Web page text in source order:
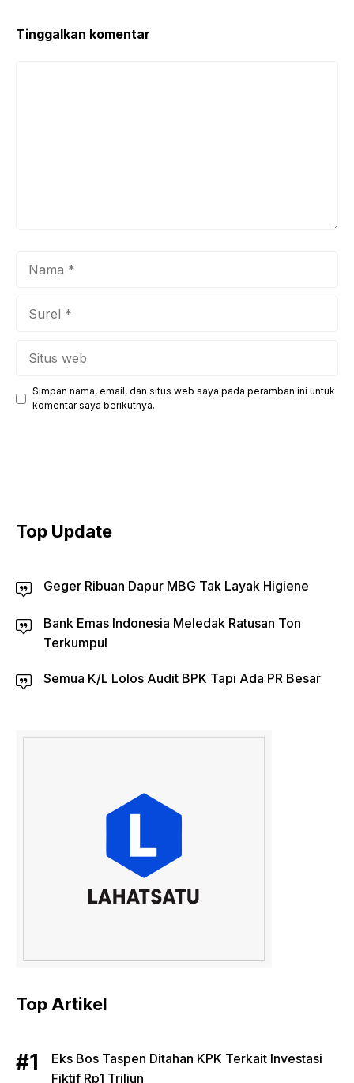
Tinggalkan komentar
Simpan nama, email, dan situs web saya pada peramban ini untuk
komentar saya berikutnya.
Top Update
Geger Ribuan Dapur MBG Tak Layak Higiene
Bank Emas Indonesia Meledak Ratusan Ton
Terkumpul
Semua K/L Lolos Audit BPK Tapi Ada PR Besar
Top Artikel
Eks Bos Taspen Ditahan KPK Terkait Investasi
Fiktif Rp1 Triliun